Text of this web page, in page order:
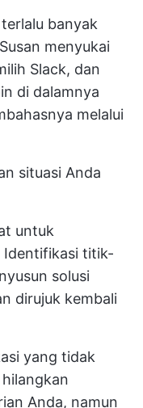
banyak
menyukai
Slack, dan
di dalamnya
melalui
situasi Anda
untuk
Identifikasi titik-
solusi
dirujuk kembali
yang tidak
Anda, namun